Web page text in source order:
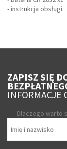
- instrukcja obsługi
ZAPISZ SIĘ
INFORMACJE
Dlaczego warto